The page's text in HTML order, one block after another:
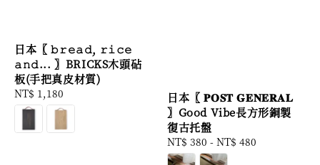
日本〖 𝚋𝚛𝚎𝚊𝚍, 𝚛𝚒𝚌𝚎
𝚊𝚗𝚍... 〗BRICKS木頭砧
板(手把真皮材質)
Regular
price
NT$ 1,180
日本〖 𝐏𝐎𝐒𝐓 𝐆𝐄𝐍𝐄𝐑𝐀𝐋
〗Good Vibe長方形銅製
復古托盤
Regular
price
NT$ 380 - NT$ 480